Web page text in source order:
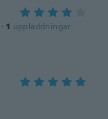
· 1 uppladdningar